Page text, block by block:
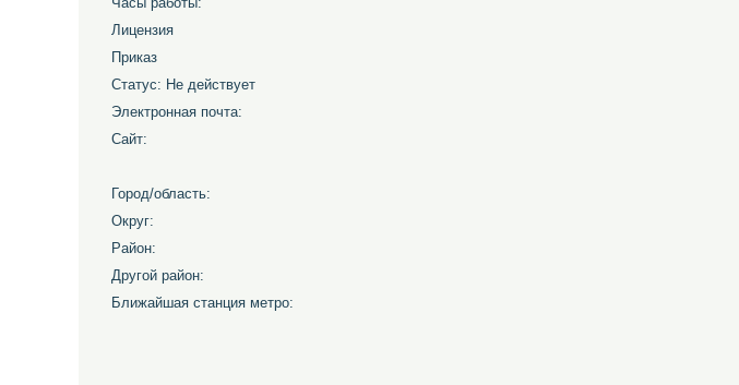
Лицензия
Приказ
Статус: Не действует
Электронная почта:
Сайт:
Город/область:
Округ:
Район:
Другой район:
Ближайшая станция метро: